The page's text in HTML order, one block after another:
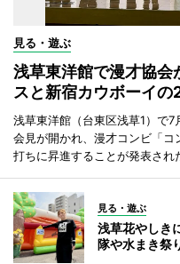
見る・遊ぶ
浅草東洋館で漫才協
スと新宿カウボーイの
浅草東洋館（台東区浅草1）で
会見が開かれ、漫才コンビ「
打ちに昇進することが発表され
見る・遊ぶ
浅草花やしき
隊や水まき祭